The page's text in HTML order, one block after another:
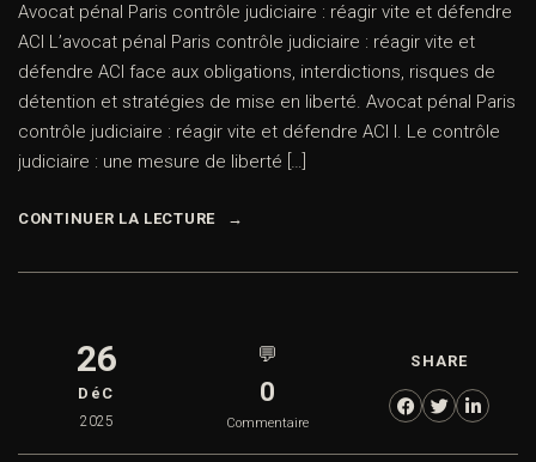
Avocat pénal Paris contrôle judiciaire : réagir vite et défendre
ACI L’avocat pénal Paris contrôle judiciaire : réagir vite et
défendre ACI face aux obligations, interdictions, risques de
détention et stratégies de mise en liberté. Avocat pénal Paris
contrôle judiciaire : réagir vite et défendre ACI I. Le contrôle
judiciaire : une mesure de liberté […]
CONTINUER LA LECTURE
26
DéC
2025
💬
0
Commentaire
SHARE